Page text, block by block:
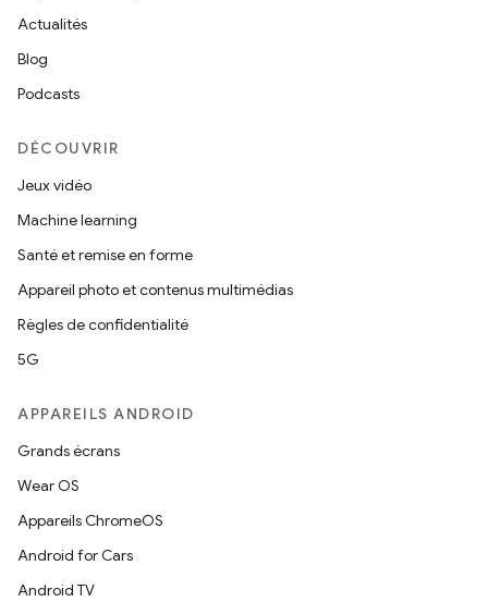
Actualités
Blog
Podcasts
DÉCOUVRIR
Jeux vidéo
Machine learning
Santé et remise en forme
Appareil photo et contenus multimédias
Règles de confidentialité
5G
APPAREILS ANDROID
Grands écrans
Wear OS
Appareils ChromeOS
Android for Cars
Android TV